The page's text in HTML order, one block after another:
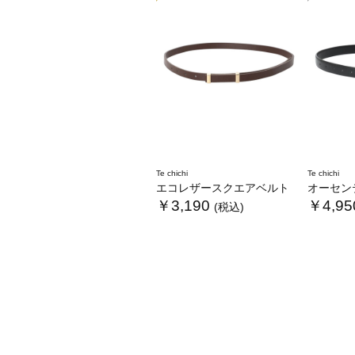
Te chichi
エコレザースクエアベルト
￥3,190 (税込)
Te chichi
オーセン
￥